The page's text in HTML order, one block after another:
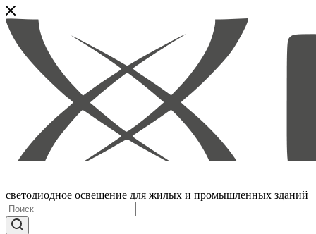
светодиодное освещение для жилых и промышленных зданий